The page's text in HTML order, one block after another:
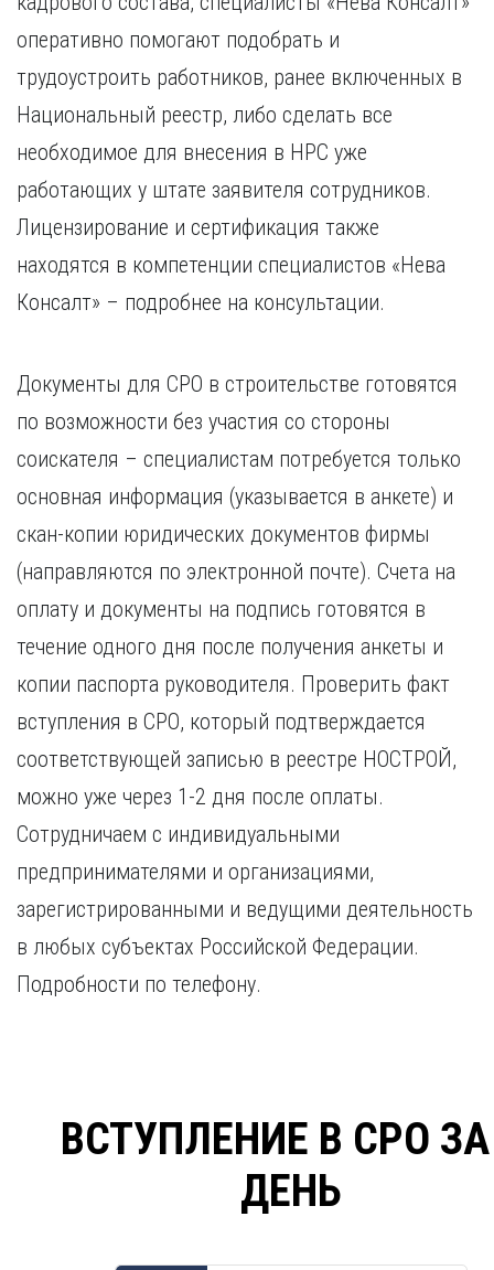
оперативно помогают подобрать и
трудоустроить работников, ранее включенных в
Национальный реестр, либо сделать все
необходимое для внесения в НРС уже
работающих у штате заявителя сотрудников.
Лицензирование и сертификация также
находятся в компетенции специалистов «Нева
Консалт» – подробнее на консультации.
Документы для СРО в строительстве готовятся
по возможности без участия со стороны
соискателя – специалистам потребуется только
основная информация (указывается в анкете) и
скан-копии юридических документов фирмы
(направляются по электронной почте). Счета на
оплату и документы на подпись готовятся в
течение одного дня после получения анкеты и
копии паспорта руководителя. Проверить факт
вступления в СРО, который подтверждается
соответствующей записью в реестре НОСТРОЙ,
можно уже через 1-2 дня после оплаты.
Сотрудничаем с индивидуальными
предпринимателями и организациями,
зарегистрированными и ведущими деятельность
в любых субъектах Российской Федерации.
Подробности по телефону.
ВСТУПЛЕНИЕ В СРО
ДЕНЬ